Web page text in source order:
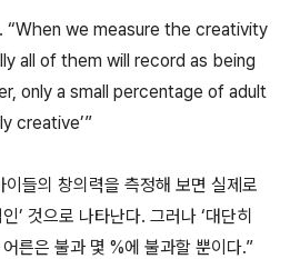
. “When we measure the creativity
all of them will record as being
only a small percentage of adult
creative’”
들의 창의력을 측정해 보면 실제로
’ 것으로 나타난다. 그러나 ‘대단히
른은 불과 몇 %에 불과할 뿐이다.”